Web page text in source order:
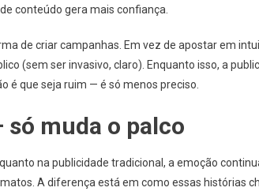
conteúdo gera mais confiança.
de criar campanhas. Em vez de apostar em
(sem ser invasivo, claro). Enquanto isso, a
é que seja ruim — é só menos preciso.
muda o palco
na publicidade tradicional, a emoção
A diferença está em como essas histórias